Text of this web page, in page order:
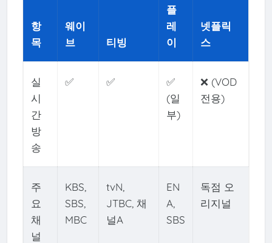
항
목
웨이
브
티빙
플
레
이
넷플릭
스
실
시
간
방
송
✅ ✅
✅
(일
부)
❌ (VOD
전용)
주
요
채
널
KBS,
SBS,
MBC
tvN,
JTBC, 채
널A
EN
A,
SBS
독점 오
리지널